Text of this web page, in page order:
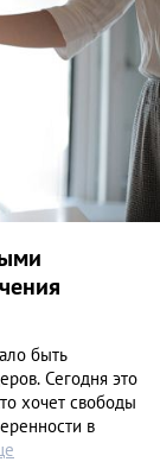
быть
Сегодня это
хочет свободы
в